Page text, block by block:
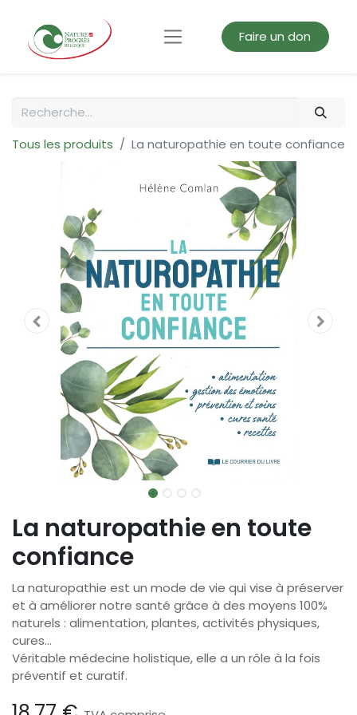
Faire un don
Tous les produits La naturopathie en toute confiance
La naturopathie en toute
confiance
La naturopathie est un mode de vie qui vise à préserver
et à améliorer notre santé grâce à des moyens 100%
naturels : alimentation, plantes, activités physiques,
cures…
Véritable médecine holistique, elle a un rôle à la fois
préventif et curatif.